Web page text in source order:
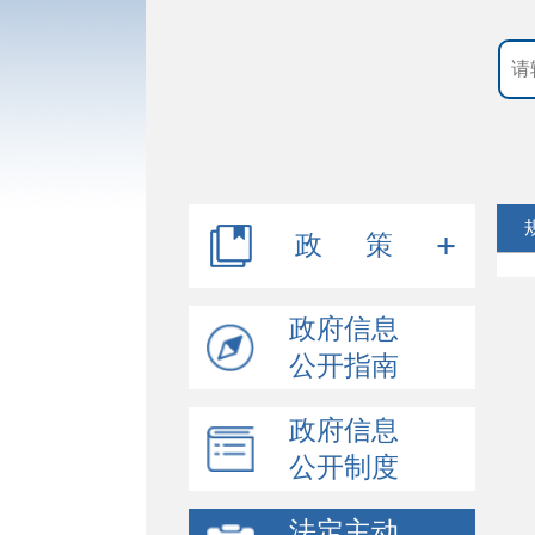
政 策
行政规范性文件
其他文件
政府信息
公开指南
政府信息
公开制度